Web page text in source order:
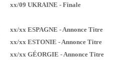
xx/09 UKRAINE - Finale
xx/xx ESPAGNE - Annonce Titre
xx/xx ESTONIE - Annonce Titre
xx/xx GÉORGIE - Annonce Titre